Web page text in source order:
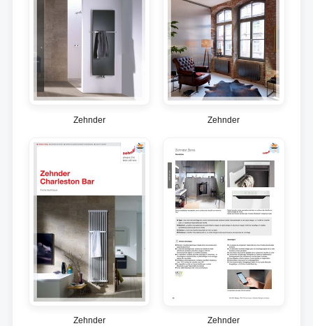
Zehnder Zehnder
Zehnder Zehnder